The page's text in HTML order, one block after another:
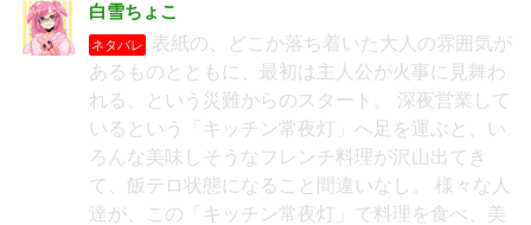
白雪ちょこ
ネタバレ
表紙の、どこか落ち着いた大人の雰囲気が
あるものとともに、最初は主人公が火事に見舞わ
れる、という災難からのスタート。 深夜営業して
いるという「キッチン常夜灯」へ足を運ぶと、い
ろんな美味しそうなフレンチ料理が沢山出てき
て、飯テロ状態になること間違いなし。 様々な人
達が、この「キッチン常夜灯」で料理を食べ、美